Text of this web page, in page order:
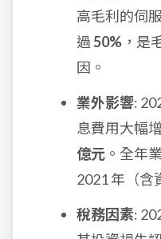
高毛利的伺
過50% ，是
因。
業外影響:
息費用大幅
億元 。全年
2021 年（含
稅務因素: